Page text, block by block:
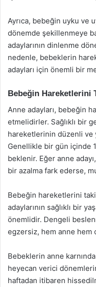
Ayrıca, bebeğin uyku ve
dönemde şekillenmeye
adaylarının dinlenme
nedenle, bebeklerin
adayları için önemli bir
Bebeğin Hareketlerini
Anne adayları, bebeğin
etmelidirler. Sağlıklı bir
hareketlerinin düzenli ve
Genellikle bir gün içinde
beklenir. Eğer anne
bir azalma fark ederse,
Bebeğin hareketlerini
adaylarının sağlıklı bir
önemlidir. Dengeli
egzersiz, hem anne hem
Bebeklerin anne
heyecan verici
haftadan itibaren